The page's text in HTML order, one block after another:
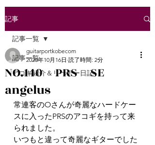
記事
記事一覧
アコギ紹介＆リペアー日記
記事一覧
NO.140 PRS SE
angelus
guitarportkobecom
2020年10月16日 読了時間: 2分
常連客のOさんが奇麗なハードケー
スに入ったPRSのアコギを持って来
られました。
いつもと違って奇麗なギターでした